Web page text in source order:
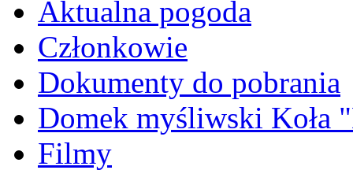
Aktualna pogoda
Członkowie
Dokumenty do pobrania
Domek myśliwski Koła
Filmy